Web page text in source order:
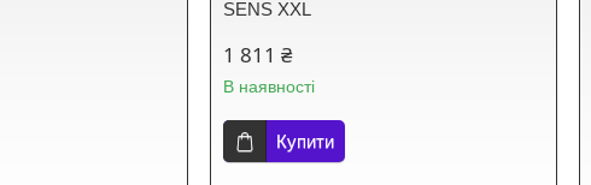
SENS XXL
1 811 ₴
В наявності
Купити